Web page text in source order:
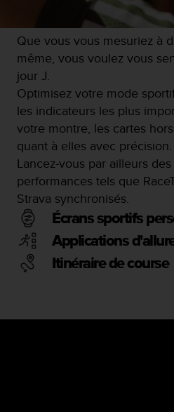
Que vous vous mesuriez à
même, vous voulez vous
jour J.
Optimisez votre mode
les indicateurs les plus
votre montre, les cartes
quant à elles avec précision.
Lancez-vous par ailleurs
performances tels que
Strava synchronisés.
Écrans sportifs
Applications
Itinéraire de course